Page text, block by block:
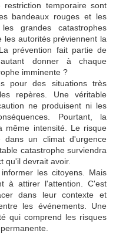
temporaire sont
bandeaux rouges et les
grandes catastrophes
les autorités préviennent la
prévention fait partie de
donner à chaque
imminente ?
pour des situations très
repères. Une véritable
ne produisent ni les
Pourtant, la
même intensité. Le risque
un climat d'urgence
catastrophe surviendra
qu'il devrait avoir.
les citoyens. Mais
à attirer l'attention. C'est
dans leur contexte et
les événements. Une
qui comprend les risques